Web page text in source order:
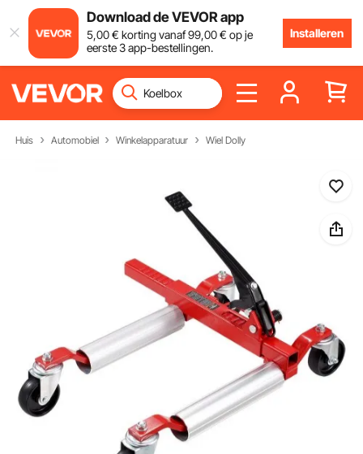
Download de VEVOR app
5,00€ korting vanaf99,00€ op je
eerste 3 app-bestellingen.
Installeren
Huis Automobiel Winkelapparatuur Wiel Dolly